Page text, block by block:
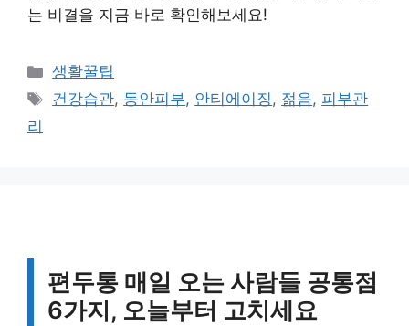
는 비결을 지금 바로 확인해보세요!
카
테
생활꿀팁
태
건강습관, 동안피부, 안티에이징, 젊음, 피부관
리
편두통 매일 오는 사람들 공통점
6가지, 오늘부터 고치세요